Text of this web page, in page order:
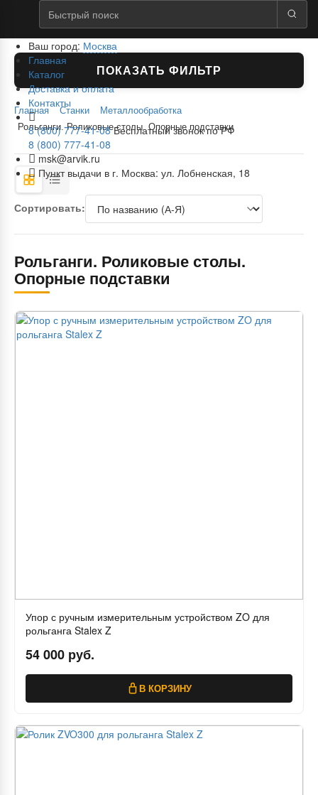
Ваш город: Москва
Главная
Каталог
Доставка и оплата
Контакты
8 (800) 777-41-08 Бесплатный звонок по РФ
8 (800) 777-41-08
msk@arvik.ru
Пункт выдачи в г. Москва: ул. Лобненская, 18
ПОКАЗАТЬ ФИЛЬТР
Главная Станки
Металлообработка
Рольганги. Роликовые столы. Опорные подставки
Сортировать:
Рольганги. Роликовые столы.
Опорные подставки
Упор с ручным измерительным устройством ZO для
рольганга Stalex Z
54 000 руб.
В КОРЗИНУ